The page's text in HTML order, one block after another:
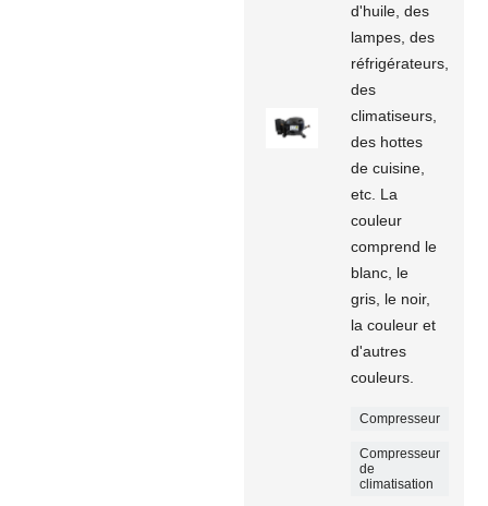
d'huile, des
lampes, des
réfrigérateurs,
des
climatiseurs,
des hottes
de cuisine,
etc. La
couleur
comprend le
blanc, le
gris, le noir,
la couleur et
d'autres
couleurs.
Compresseur
Compresseur
de
climatisation